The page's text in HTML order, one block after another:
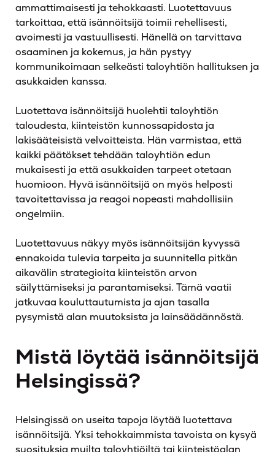
ammattimaisesti ja tehokkaasti. Luotettavuus
tarkoittaa, että isännöitsijä toimii rehellisesti,
avoimesti ja vastuullisesti. Hänellä on tarvittava
osaaminen ja kokemus, ja hän pystyy
kommunikoimaan selkeästi taloyhtiön hallituksen ja
asukkaiden kanssa.
Luotettava isännöitsijä huolehtii taloyhtiön
taloudesta, kiinteistön kunnossapidosta ja
lakisääteisistä velvoitteista. Hän varmistaa, että
kaikki päätökset tehdään taloyhtiön edun
mukaisesti ja että asukkaiden tarpeet otetaan
huomioon. Hyvä isännöitsijä on myös helposti
tavoitettavissa ja reagoi nopeasti mahdollisiin
ongelmiin.
Luotettavuus näkyy myös isännöitsijän kyvyssä
ennakoida tulevia tarpeita ja suunnitella pitkän
aikavälin strategioita kiinteistön arvon
säilyttämiseksi ja parantamiseksi. Tämä vaatii
jatkuvaa kouluttautumista ja ajan tasalla
pysymistä alan muutoksista ja lainsäädännöstä.
Mistä löytää isännöitsijä
Helsingissä?
Helsingissä on useita tapoja löytää luotettava
isännöitsijä. Yksi tehokkaimmista tavoista on kysyä